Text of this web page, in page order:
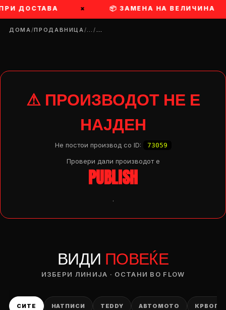
ДОСТАВА × 📦 ЗАМЕНА НА ВЕЛИЧИНА
ДОМА/ПРОДАВНИЦА/…/…
⚠ ПРОИЗВОДОТ НЕ Е
НАЈДЕН
Не постои производ со ID: 73059
Провери дали производот e
PUBLISH
.
ВИДИ ПОВЕЌЕ
ИЗБЕРИ ЛИНИЈА · ОСТАНИ ВО FLOW
СИТЕ НАТПИСИ TEDDY АВТОМОТО